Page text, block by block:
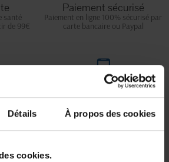
Détails À propos des cookies
cookies.
santé
de 99€
Paiement sécurisé
Paiement en ligne 100% sécurisé par
carte bancaire ou Paypal
Service client
Lundi au jeudi : 9h à 12h30 - 13h30 à
Le vendredi jusqu'à 17h